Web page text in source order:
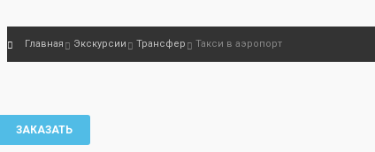
Главная Экскурсии Трансфер Такси в аэропорт
ЗАКАЗАТЬ